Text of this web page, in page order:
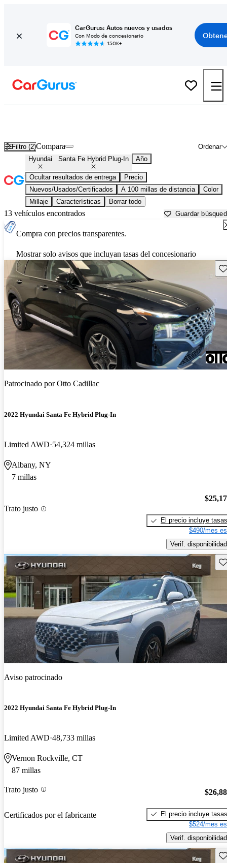
CarGurus: Autos nuevos y usados
Con Modo de concesionario
150K+
Filtro (2) Ordenar
Compara
Hyundai Santa Fe Hybrid Plug-In Año
Ocultar resultados de entrega
Precio
Nuevos/Usados/Certificados
A 100 millas de distancia
Color
Millaje
Características Borrar todo
13 vehículos encontrados Guardar
Compra con precios transparentes.
Mostrar solo avisos que incluyan tasas del concesionario
Patrocinado porOtto Cadillac
2022 Hyundai Santa Fe Hybrid Plug-In
Limited AWD 54,324 millas
Albany, NY
7 millas
Trato justo
El precio incluye tasas
$490/mes
Verif. disponibilidad
Aviso patrocinado
2022 Hyundai Santa Fe Hybrid Plug-In
Limited AWD 48,733 millas
Vernon Rockville, CT
87 millas
Trato justo
Certificados por el fabricante
El precio incluye tasas
$524/mes
Verif. disponibilidad